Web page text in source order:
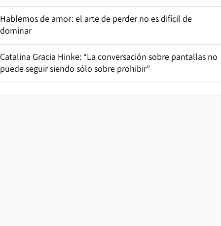
Hablemos de amor: el arte de perder no es difícil de
dominar
Catalina Gracia Hinke: “La conversación sobre pantallas no
puede seguir siendo sólo sobre prohibir”